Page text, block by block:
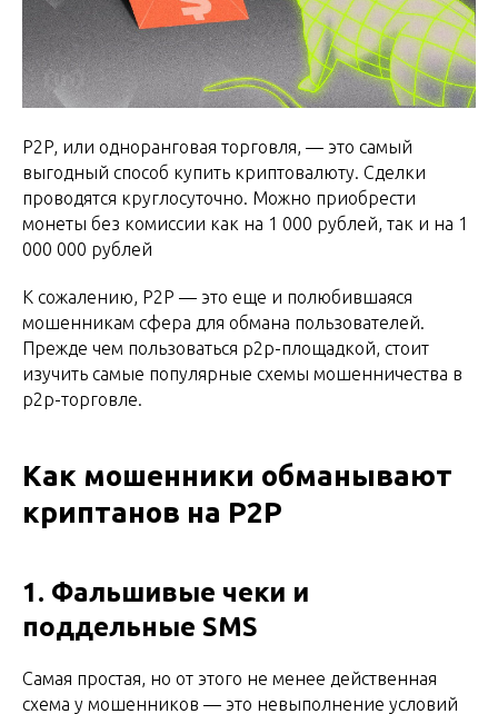
P2P, или одноранговая торговля, — это самый
выгодный способ купить криптовалюту. Сделки
проводятся круглосуточно. Можно приобрести
монеты без комиссии как на 1 000 рублей, так и на 1
000 000 рублей
К сожалению, P2P — это еще и полюбившаяся
мошенникам сфера для обмана пользователей.
Прежде чем пользоваться p2p-площадкой, стоит
изучить самые популярные схемы мошенничества в
p2p-торговле.
Как мошенники обманывают
криптанов на P2P
1. Фальшивые чеки и
поддельные SMS
Самая простая, но от этого не менее действенная
схема у мошенников — это невыполнение условий